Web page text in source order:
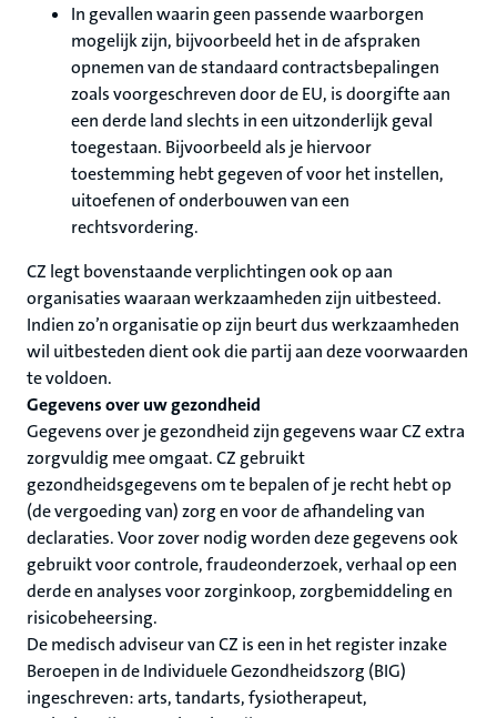
In gevallen waarin geen passende waarborgen
mogelijk zijn, bijvoorbeeld het in de afspraken
opnemen van de standaard contractsbepalingen
zoals voorgeschreven door de EU, is doorgifte aan
een derde land slechts in een uitzonderlijk geval
toegestaan. Bijvoorbeeld als je hiervoor
toestemming hebt gegeven of voor het instellen,
uitoefenen of onderbouwen van een
rechtsvordering.
CZ legt bovenstaande verplichtingen ook op aan
organisaties waaraan werkzaamheden zijn uitbesteed.
Indien zo’n organisatie op zijn beurt dus werkzaamheden
wil uitbesteden dient ook die partij aan deze voorwaarden
te voldoen.
Gegevens over uw gezondheid
Gegevens over je gezondheid zijn gegevens waar CZ extra
zorgvuldig mee omgaat. CZ gebruikt
gezondheidsgegevens om te bepalen of je recht hebt op
(de vergoeding van) zorg en voor de afhandeling van
declaraties. Voor zover nodig worden deze gegevens ook
gebruikt voor controle, fraudeonderzoek, verhaal op een
derde en analyses voor zorginkoop, zorgbemiddeling en
risicobeheersing.
De medisch adviseur van CZ is een in het register inzake
Beroepen in de Individuele Gezondheidszorg (BIG)
ingeschreven: arts, tandarts, fysiotherapeut,